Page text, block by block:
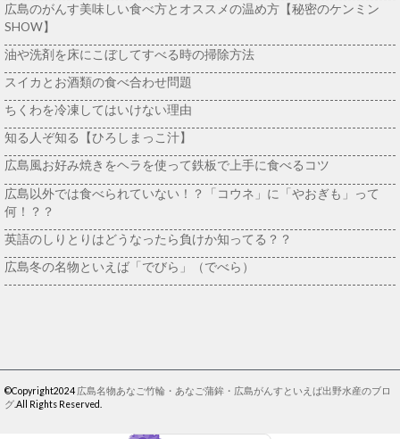
広島のがんす美味しい食べ方とオススメの温め方【秘密のケンミン
SHOW】
油や洗剤を床にこぼしてすべる時の掃除方法
スイカとお酒類の食べ合わせ問題
ちくわを冷凍してはいけない理由
知る人ぞ知る【ひろしまっこ汁】
広島風お好み焼きをヘラを使って鉄板で上手に食べるコツ
広島以外では食べられていない！？「コウネ」に「やおぎも」って
何！？？
英語のしりとりはどうなったら負けか知ってる？？
広島冬の名物といえば「でびら」（でべら）
©Copyright2024 広島名物あなご竹輪・あなご蒲鉾・広島がんすといえば出野水産のブロ
グ.All Rights Reserved.